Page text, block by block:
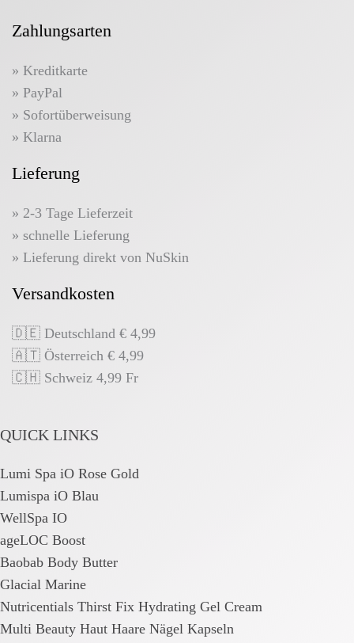
Zahlungsarten
» Kreditkarte
» PayPal
» Sofortüberweisung
» Klarna
Lieferung
» 2-3 Tage Lieferzeit
» schnelle Lieferung
» Lieferung direkt von NuSkin
Versandkosten
🇩🇪 Deutschland € 4,99
🇦🇹 Österreich € 4,99
🇨🇭 Schweiz 4,99 Fr
QUICK LINKS
Lumi Spa iO Rose Gold
Lumispa iO Blau
WellSpa IO
ageLOC Boost
Baobab Body Butter
Glacial Marine
Nutricentials Thirst Fix Hydrating Gel Cream
Multi Beauty Haut Haare Nägel Kapseln